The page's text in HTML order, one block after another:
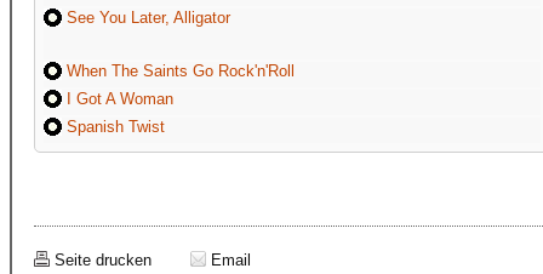
See You Later, Alligator
When The Saints Go Rock'n'Roll
I Got A Woman
Spanish Twist
Seite drucken Email